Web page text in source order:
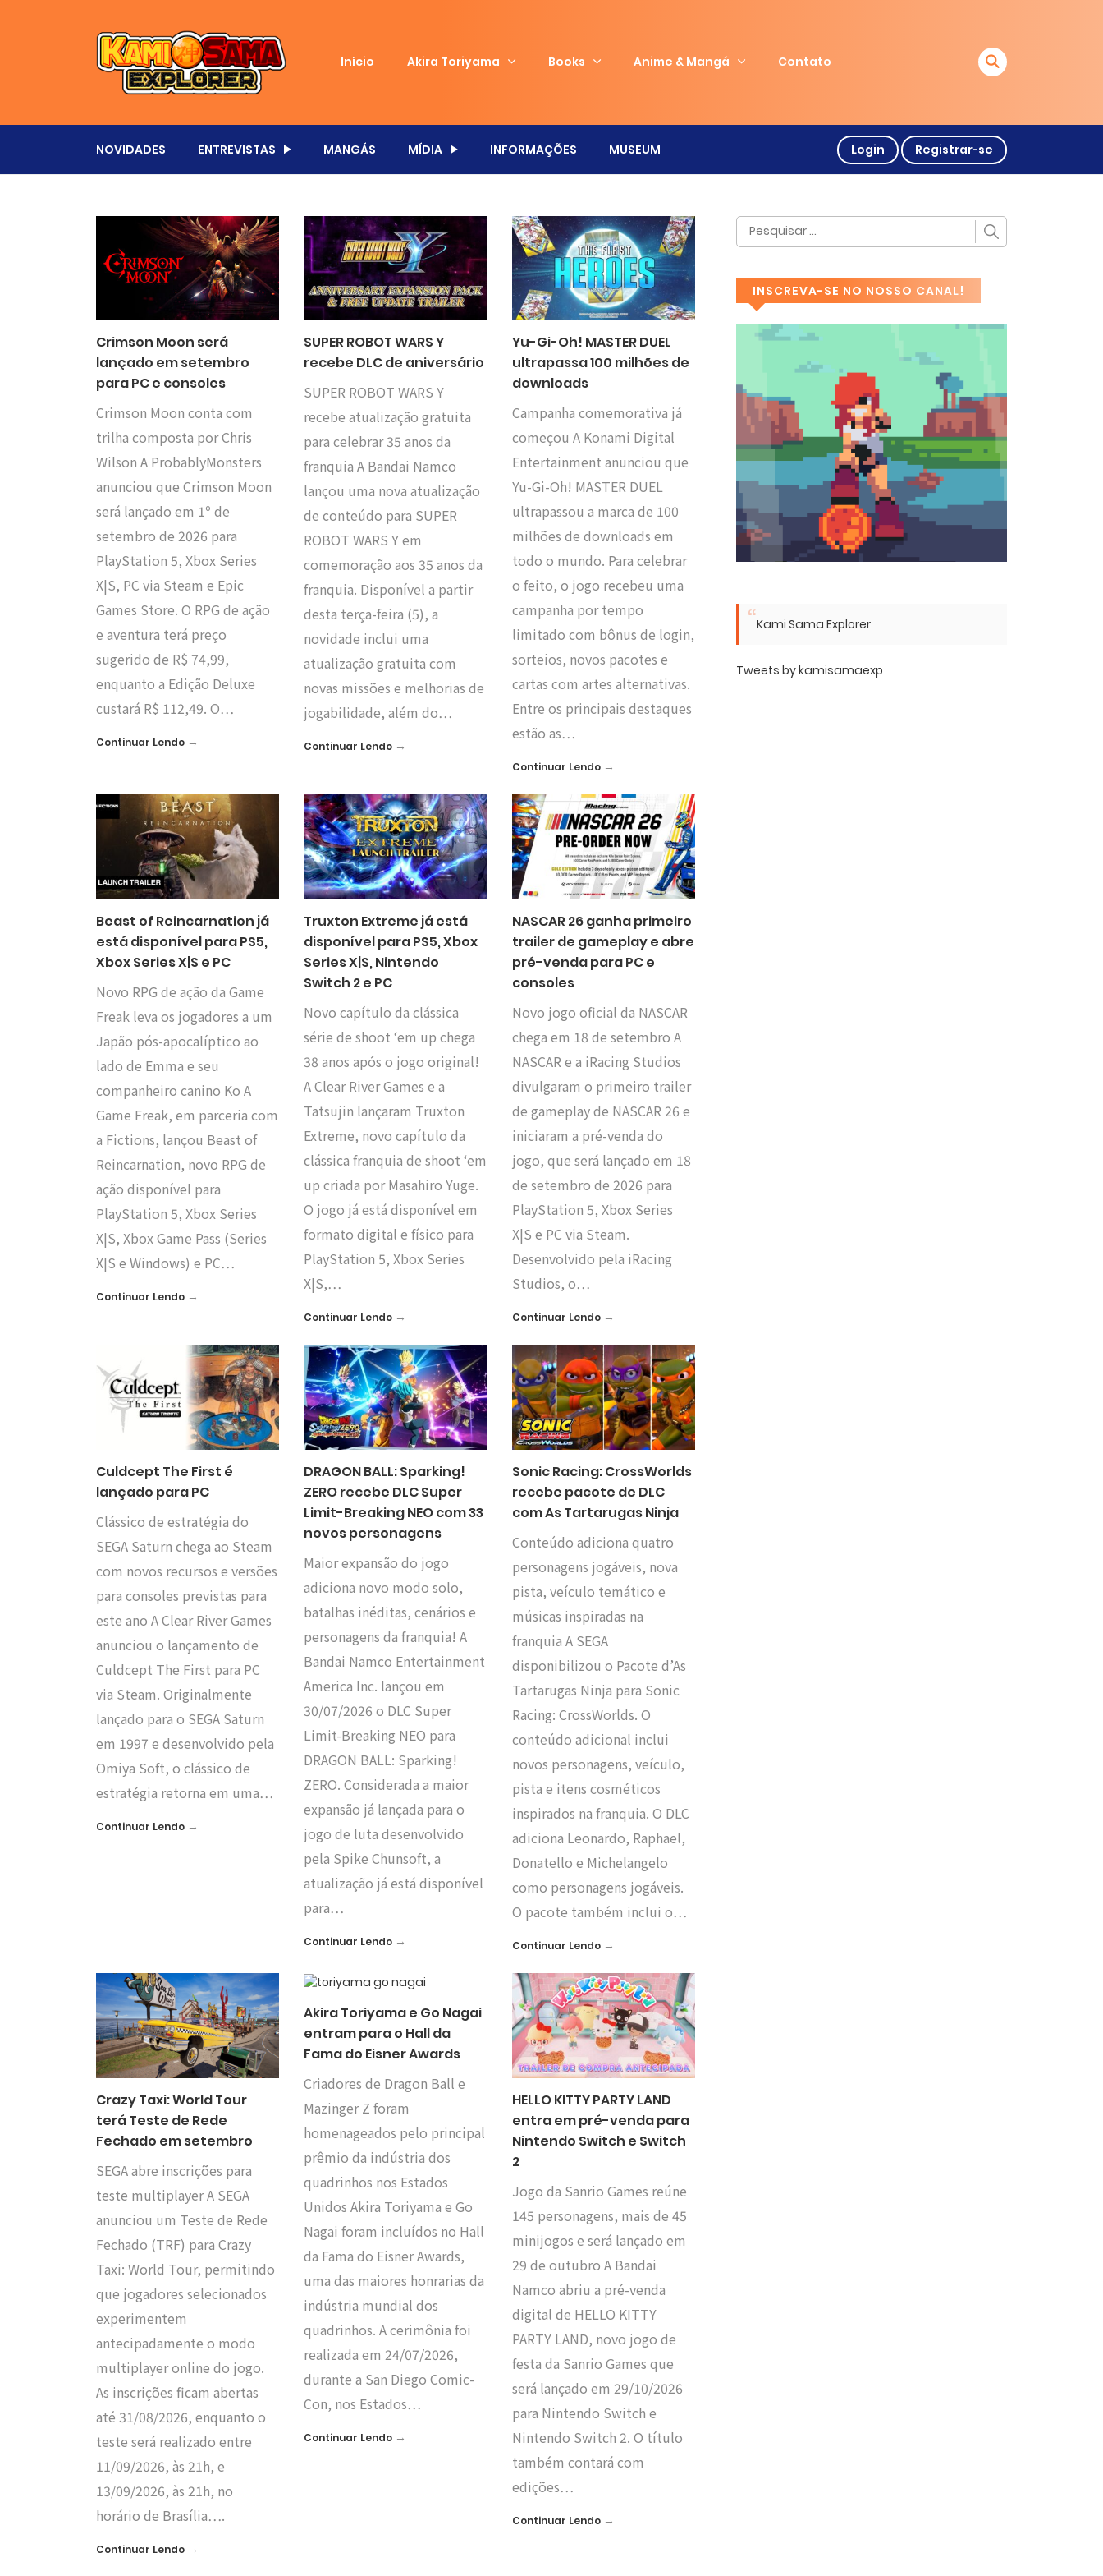
Início Akira Toriyama Books Anime & Mangá Contato
NOVIDADES ENTREVISTAS MANGÁS MÍDIA INFORMAÇÕES MUSEUM Login Registrar-se
Crimson Moon será
lançado em setembro
para PC e consoles
Crimson Moon conta com
trilha composta por Chris
Wilson A ProbablyMonsters
anunciou que Crimson Moon
será lançado em 1º de
setembro de 2026 para
PlayStation 5, Xbox Series
X|S, PC via Steam e Epic
Games Store. O RPG de ação
e aventura terá preço
sugerido de R$ 74,99,
enquanto a Edição Deluxe
custará R$ 112,49. O…
Continuar Lendo →
SUPER ROBOT WARS Y
recebe DLC de aniversário
SUPER ROBOT WARS Y
recebe atualização gratuita
para celebrar 35 anos da
franquia A Bandai Namco
lançou uma nova atualização
de conteúdo para SUPER
ROBOT WARS Y em
comemoração aos 35 anos da
franquia. Disponível a partir
desta terça-feira (5), a
novidade inclui uma
atualização gratuita com
novas missões e melhorias de
jogabilidade, além do…
Continuar Lendo →
Yu-Gi-Oh! MASTER DUEL
ultrapassa 100 milhões de
downloads
Campanha comemorativa já
começou A Konami Digital
Entertainment anunciou que
Yu-Gi-Oh! MASTER DUEL
ultrapassou a marca de 100
milhões de downloads em
todo o mundo. Para celebrar
o feito, o jogo recebeu uma
campanha por tempo
limitado com bônus de login,
sorteios, novos pacotes e
cartas com artes alternativas.
Entre os principais destaques
estão as…
Continuar Lendo→
Beast of Reincarnation já
está disponível para PS5,
Xbox Series X|S e PC
Novo RPG de ação da Game
Freak leva os jogadores a um
Japão pós-apocalíptico ao
lado de Emma e seu
companheiro canino Ko A
Game Freak, em parceria com
a Fictions, lançou Beast of
Reincarnation, novo RPG de
ação disponível para
PlayStation 5, Xbox Series
X|S, Xbox Game Pass (Series
X|S e Windows) e PC…
Continuar Lendo →
Truxton Extreme já está
disponível para PS5, Xbox
Series X|S, Nintendo
Switch 2 e PC
Novo capítulo da clássica
série de shoot ‘em up chega
38 anos após o jogo original!
A Clear River Games e a
Tatsujin lançaram Truxton
Extreme, novo capítulo da
clássica franquia de shoot ‘em
up criada por Masahiro Yuge.
O jogo já está disponível em
formato digital e físico para
PlayStation 5, Xbox Series
X|S,…
Continuar Lendo →
NASCAR 26 ganha primeiro
trailer de gameplay e abre
pré-venda para PC e
consoles
Novo jogo oficial da NASCAR
chega em 18 de setembro A
NASCAR e a iRacing Studios
divulgaram o primeiro trailer
de gameplay de NASCAR 26 e
iniciaram a pré-venda do
jogo, que será lançado em 18
de setembro de 2026 para
PlayStation 5, Xbox Series
X|S e PC via Steam.
Desenvolvido pela iRacing
Studios, o…
Continuar Lendo→
Culdcept The First é
lançado para PC
Clássico de estratégia do
SEGA Saturn chega ao Steam
com novos recursos e versões
para consoles previstas para
este ano A Clear River Games
anunciou o lançamento de
Culdcept The First para PC
via Steam. Originalmente
lançado para o SEGA Saturn
em 1997 e desenvolvido pela
Omiya Soft, o clássico de
estratégia retorna em uma…
Continuar Lendo →
DRAGON BALL: Sparking!
ZERO recebe DLC Super
Limit-Breaking NEO com 33
novos personagens
Maior expansão do jogo
adiciona novo modo solo,
batalhas inéditas, cenários e
personagens da franquia! A
Bandai Namco Entertainment
America Inc. lançou em
30/07/2026 o DLC Super
Limit-Breaking NEO para
DRAGON BALL: Sparking!
ZERO. Considerada a maior
expansão já lançada para o
jogo de luta desenvolvido
pela Spike Chunsoft, a
atualização já está disponível
para…
Continuar Lendo →
Sonic Racing: CrossWorlds
recebe pacote de DLC
com As Tartarugas Ninja
Conteúdo adiciona quatro
personagens jogáveis, nova
pista, veículo temático e
músicas inspiradas na
franquia A SEGA
disponibilizou o Pacote d’As
Tartarugas Ninja para Sonic
Racing: CrossWorlds. O
conteúdo adicional inclui
novos personagens, veículo,
pista e itens cosméticos
inspirados na franquia. O DLC
adiciona Leonardo, Raphael,
Donatello e Michelangelo
como personagens jogáveis.
O pacote também inclui o…
Continuar Lendo→
Crazy Taxi: World Tour
terá Teste de Rede
Fechado em setembro
SEGA abre inscrições para
teste multiplayer A SEGA
anunciou um Teste de Rede
Fechado (TRF) para Crazy
Taxi: World Tour, permitindo
que jogadores selecionados
experimentem
antecipadamente o modo
multiplayer online do jogo.
As inscrições ficam abertas
até 31/08/2026, enquanto o
teste será realizado entre
11/09/2026, às 21h, e
13/09/2026, às 21h, no
horário de Brasília….
Continuar Lendo →
Akira Toriyama e Go Nagai
entram para o Hall da
Fama do Eisner Awards
Criadores de Dragon Ball e
Mazinger Z foram
homenageados pelo principal
prêmio da indústria dos
quadrinhos nos Estados
Unidos Akira Toriyama e Go
Nagai foram incluídos no Hall
da Fama do Eisner Awards,
uma das maiores honrarias da
indústria mundial dos
quadrinhos. A cerimônia foi
realizada em 24/07/2026,
durante a San Diego Comic-
Con, nos Estados…
Continuar Lendo →
HELLO KITTY PARTY LAND
entra em pré-venda para
Nintendo Switch e Switch
2
Jogo da Sanrio Games reúne
145 personagens, mais de 45
minijogos e será lançado em
29 de outubro A Bandai
Namco abriu a pré-venda
digital de HELLO KITTY
PARTY LAND, novo jogo de
festa da Sanrio Games que
será lançado em 29/10/2026
para Nintendo Switch e
Nintendo Switch 2. O título
também contará com
edições…
Continuar Lendo→
INSCREVA-SE NO NOSSO CANAL!
Kami Sama Explorer
Tweets by kamisamaexp